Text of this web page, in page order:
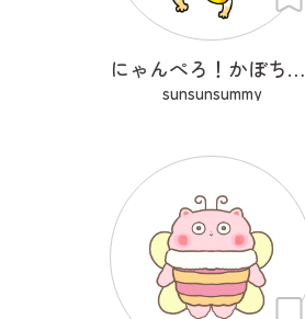
にゃんぺろ！かぼちゃっ
sunsunsummy